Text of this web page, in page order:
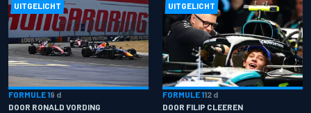
UITGELICHT
FORMULE 19 d
DOOR RONALD VORDING
UITGELICHT
FORMULE 112 d
DOOR FILIP CLEEREN